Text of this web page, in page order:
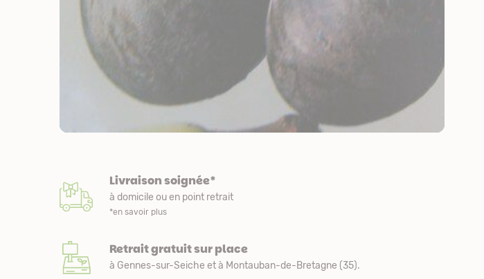
Livraison soignée*
à domicile ou en point retrait
*en savoir plus
Retrait gratuit sur place
à Gennes-sur-Seiche et à Montauban-de-Bretagne (35).